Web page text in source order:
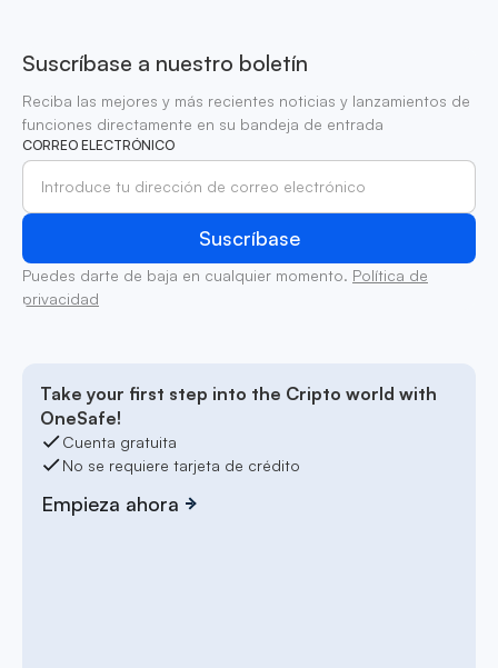
Suscríbase a nuestro boletín
Reciba las mejores y más recientes noticias y lanzamientos de
funciones directamente en su bandeja de entrada
CORREO ELECTRÓNICO
Puedes darte de baja en cualquier momento. Política de
privacidad
Take your first step into the Cripto world with
OneSafe!
Cuenta gratuita
No se requiere tarjeta de crédito
Empieza ahora